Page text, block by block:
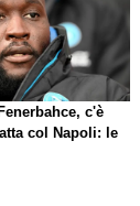
c'è
col Napoli: le